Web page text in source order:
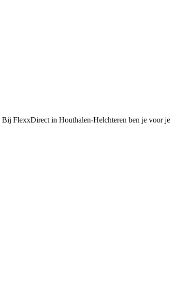
Bij FlexxDirect in Houthalen-Helchteren ben je voor je